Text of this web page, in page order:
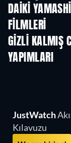
DAIKI
FILMLERI
GIZLI KALMIŞ
YAPIMLARI
JustWatch
Kılavuzu